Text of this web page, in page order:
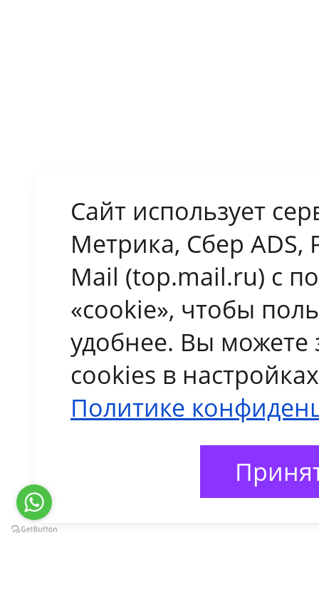
Сайт использует
Метрика, Сбер ADS,
Mail (top.mail.ru) с
«cookie», чтобы
удобнее. Вы можете
cookies в
Политике